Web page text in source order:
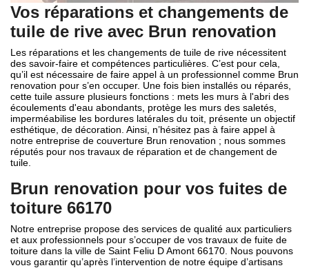
Vos réparations et changements de
tuile de rive avec Brun renovation
Les réparations et les changements de tuile de rive nécessitent
des savoir-faire et compétences particulières. C’est pour cela,
qu’il est nécessaire de faire appel à un professionnel comme Brun
renovation pour s’en occuper. Une fois bien installés ou réparés,
cette tuile assure plusieurs fonctions : mets les murs à l'abri des
écoulements d'eau abondants, protège les murs des saletés,
imperméabilise les bordures latérales du toit, présente un objectif
esthétique, de décoration. Ainsi, n’hésitez pas à faire appel à
notre entreprise de couverture Brun renovation ; nous sommes
réputés pour nos travaux de réparation et de changement de
tuile.
Brun renovation pour vos fuites de
toiture 66170
Notre entreprise propose des services de qualité aux particuliers
et aux professionnels pour s’occuper de vos travaux de fuite de
toiture dans la ville de Saint Feliu D Amont 66170. Nous pouvons
vous garantir qu’après l’intervention de notre équipe d’artisans